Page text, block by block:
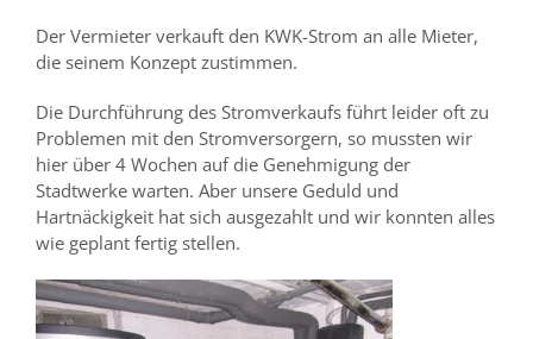
Der Vermieter verkauft den KWK-Strom an alle Mieter,
die seinem Konzept zustimmen.
Die Durchführung des Stromverkaufs führt leider oft zu
Problemen mit den Stromversorgern, so mussten wir
hier über 4 Wochen auf die Genehmigung der
Stadtwerke warten. Aber unsere Geduld und
Hartnäckigkeit hat sich ausgezahlt und wir konnten alles
wie geplant fertig stellen.